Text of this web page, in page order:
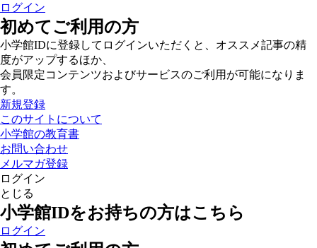
ログイン
初めてご利用の方
小学館IDに登録してログインいただくと、オススメ記事の精
度がアップするほか、
会員限定コンテンツおよびサービスのご利用が可能になりま
す。
新規登録
このサイトについて
小学館の教育書
お問い合わせ
メルマガ登録
ログイン
とじる
小学館IDをお持ちの方はこちら
ログイン